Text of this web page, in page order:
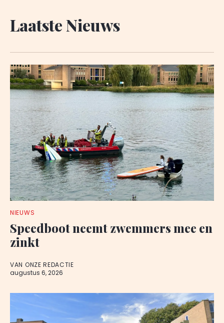
Laatste Nieuws
NIEUWS
Speedboot neemt zwemmers mee en
zinkt
VAN ONZE REDACTIE
augustus 6, 2026